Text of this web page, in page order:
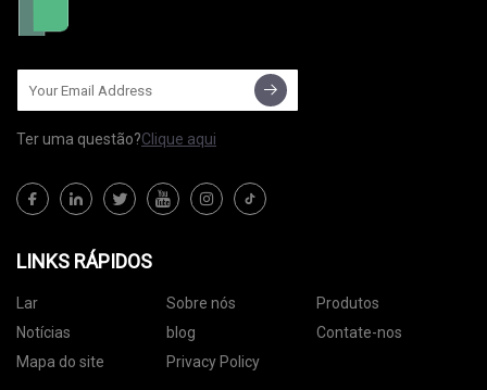
Ter uma questão?Clique aqui
LINKS RÁPIDOS
Lar Sobre nós
Produtos
Notícias
blog
Contate-nos
Mapa do site
Privacy Policy